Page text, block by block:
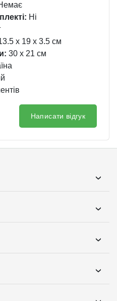
Ні
x 19 x 3.5 см
30 x 21 см
Написати відгук